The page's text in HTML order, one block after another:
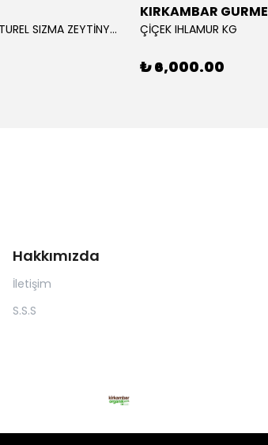
RAVLA ORGANİK NATUREL SIZMA ZEYTİNYAĞI 5L
KIRKAMBAR GURME
ÇİÇEK IHLAMUR KG
₺ 6,000.00
Hakkımızda
İletişim
S.S.S